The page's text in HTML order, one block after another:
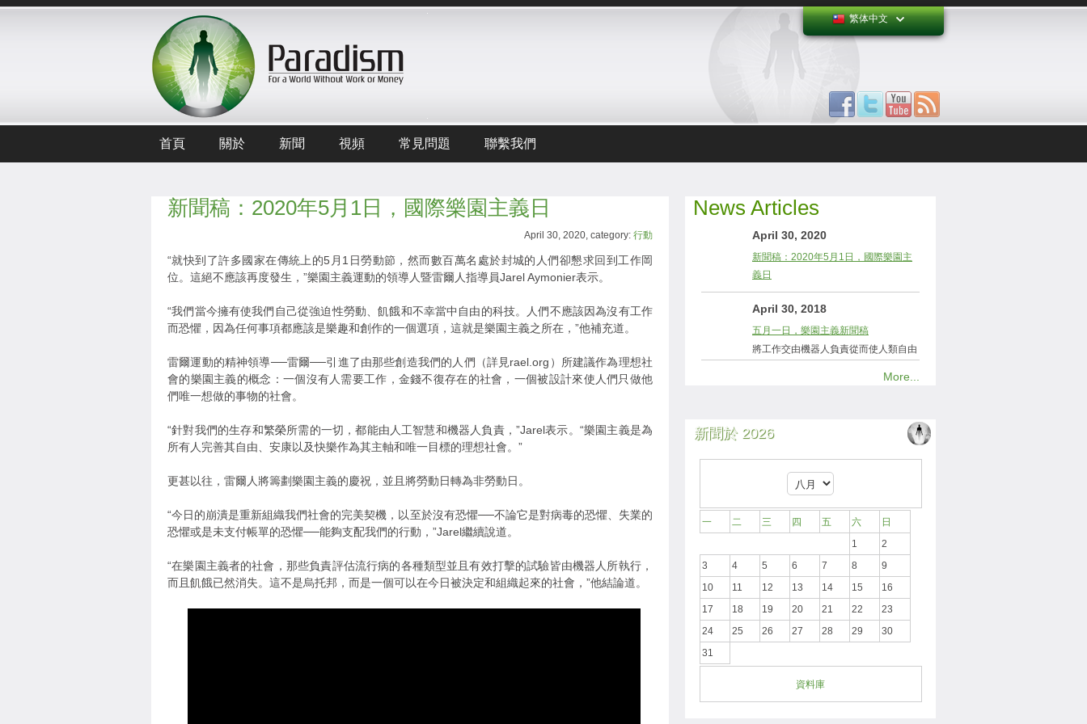
繁体中文
首頁 關於 新聞 視頻 常見問題 聯繫我們
新聞稿：2020年5月1日，國際樂園主義日
April 30, 2020, category: 行動
“就快到了許多國家在傳統上的5月1日勞動節，然而數百萬名處於封城的人們卻懇求回到工作岡
位。這絕不應該再度發生，”樂園主義運動的領導人暨雷爾人指導員Jarel Aymonier表示。
“我們當今擁有使我們自己從強迫性勞動、飢餓和不幸當中自由的科技。人們不應該因為沒有工作
而恐懼，因為任何事項都應該是樂趣和創作的一個選項，這就是樂園主義之所在，”他補充道。
雷爾運動的精神領導──雷爾──引進了由那些創造我們的人們（詳見rael.org）所建議作為理想社
會的樂園主義的概念：一個沒有人需要工作，金錢不復存在的社會，一個被設計來使人們只做他
們唯一想做的事物的社會。
“針對我們的生存和繁榮所需的一切，都能由人工智慧和機器人負責，”Jarel表示。“樂園主義是為
所有人完善其自由、安康以及快樂作為其主軸和唯一目標的理想社會。”
更甚以往，雷爾人將籌劃樂園主義的慶祝，並且將勞動日轉為非勞動日。
“今日的崩潰是重新組織我們社會的完美契機，以至於沒有恐懼──不論它是對病毒的恐懼、失業的
恐懼或是未支付帳單的恐懼──能夠支配我們的行動，”Jarel繼續說道。
“在樂園主義者的社會，那些負責評估流行病的各種類型並且有效打擊的試驗皆由機器人所執行，
而且飢餓已然消失。這不是烏托邦，而是一個可以在今日被決定和組織起來的社會，”他結論道。
News Articles
April 30, 2020
新聞稿：2020年5月1日，國際樂園主
義日
April 30, 2018
五月一日，樂園主義新聞稿
將工作交由機器人負責從而使人類自由
More...
新聞於 2026
一 二 三 四 五 六
日
1
2
3
4 5 6 7 8
9
10
11 12 13 14 15
16
17
18 19 20 21 22
23
24
25 26 27 28 29
30
31
資料庫